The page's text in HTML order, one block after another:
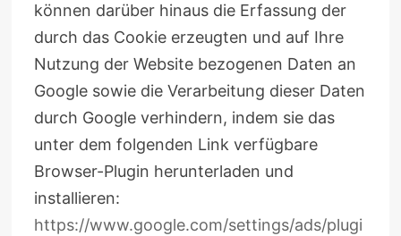
können darüber hinaus die Erfassung der
durch das Cookie erzeugten und auf Ihre
Nutzung der Website bezogenen Daten an
Google sowie die Verarbeitung dieser Daten
durch Google verhindern, indem sie das
unter dem folgenden Link verfügbare
Browser-Plugin herunterladen und
installieren:
https://www.google.com/settings/ads/plugi